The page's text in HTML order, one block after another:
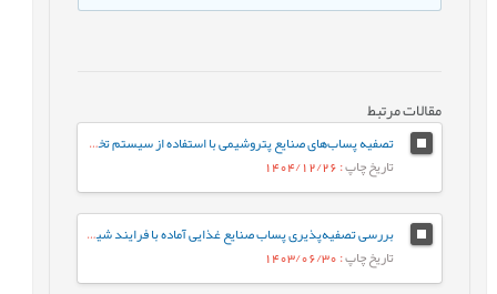
مقالات مرتبط
تصفیه پساب‌های صنایع پتروشیمی با استفاده از سیستم تخلیه مایع صفر (ZLD): مزایا، چالش‌ها و راه‌کارها
تاریخ چاپ: 1404/12/26
بررسی تصفیه‌پذیری پساب صنایع غذایی آماده با فرایند شیمیایی انعقاد و لخته‌سازی
تاریخ چاپ: 1403/06/30